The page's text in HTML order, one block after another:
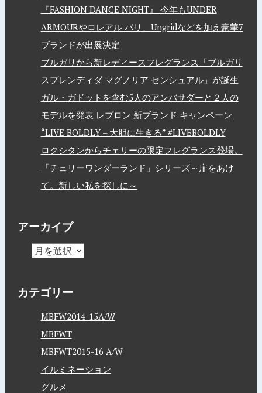
『FASHION DANCE NIGHT』 今年もUNDER
ARMOURやロレアル パリ、Ungridなどを加え豪華7
ブランドが出展決定
ブルガリから新レディースフレグランス「ブルガリ
スプレンディダ マグノリア センシュアル」が誕生
ガル・ガドットを含む5人のアンバサダーと２人の
モデルを発表 レブロン 新ブランド キャンペーン
“LIVE BOLDLY – 大胆に生きる” #LIVEBOLDLY
ロクシタンからチェリーの限定フレグランス登場。
「チェリーワンダーランド」シリーズ～扉をあけ
て。新しい私を探しに～
アーカイブ
カテゴリー
MBFW2014-15A/W
MBFWT
MBFWT2015-16 A/W
イルミネーション
グルメ